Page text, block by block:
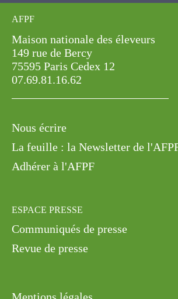
AFPF
Maison nationale des éleveurs
149 rue de Bercy
75595 Paris Cedex 12
07.69.81.16.62
Nous écrire
La feuille : la Newsletter de l'AFPF
Adhérer à l'AFPF
ESPACE PRESSE
Communiqués de presse
Revue de presse